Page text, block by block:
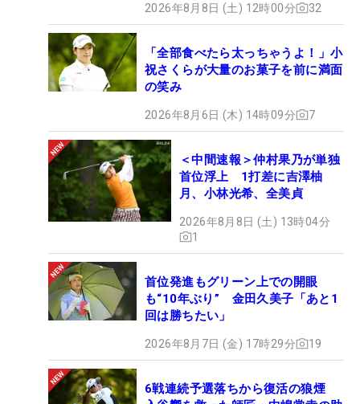
2026年8月8日 (土) 12時00分 32
「全部食べたら太っちゃうよ！」小
祝さくらが大量のお菓子を前に満面
の笑み
2026年8月6日 (木) 14時09分 7
＜中間速報＞仲村果乃が単独
首位浮上 1打差に吉澤柚
月、小林光希、全美貞
2026年8月8日 (土) 13時04分
1
首位発進もグリーン上での開眼
も“10年ぶり” 金田久美子「あと1
回は勝ちたい」
2026年8月7日 (金) 17時29分 19
6戦連続予選落ちから復活の狼煙